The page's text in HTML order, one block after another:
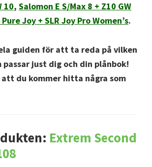
10, Salomon E S/Max 8 + Z10 GW
Pure Joy + SLR Joy Pro Women’s.
guiden för att ta reda på vilken
passar just dig och din plånbok!
att du kommer hitta några som
Extrem Second